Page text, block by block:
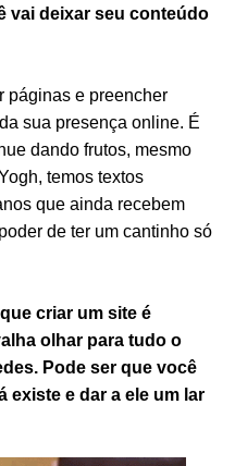
vai deixar seu conteúdo
páginas e preencher
sua presença online. É
dando frutos, mesmo
temos textos
que ainda recebem
de ter um cantinho só
criar um site é
olhar para tudo o
Pode ser que você
existe e dar a ele um lar